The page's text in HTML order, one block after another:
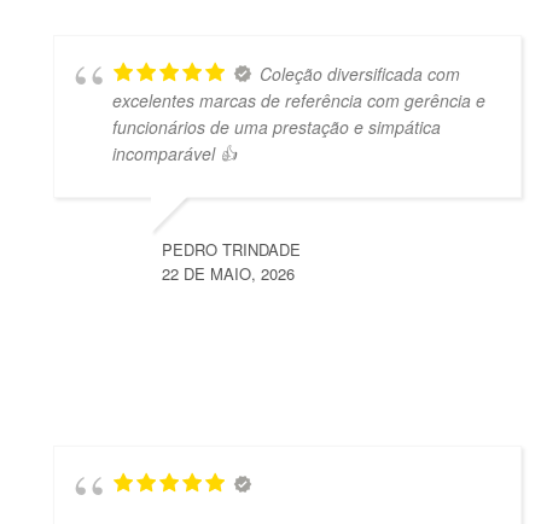
Coleção diversificada com
excelentes marcas de referência com gerência e
funcionários de uma prestação e simpática
incomparável 👍
PEDRO TRINDADE
22 DE MAIO, 2026